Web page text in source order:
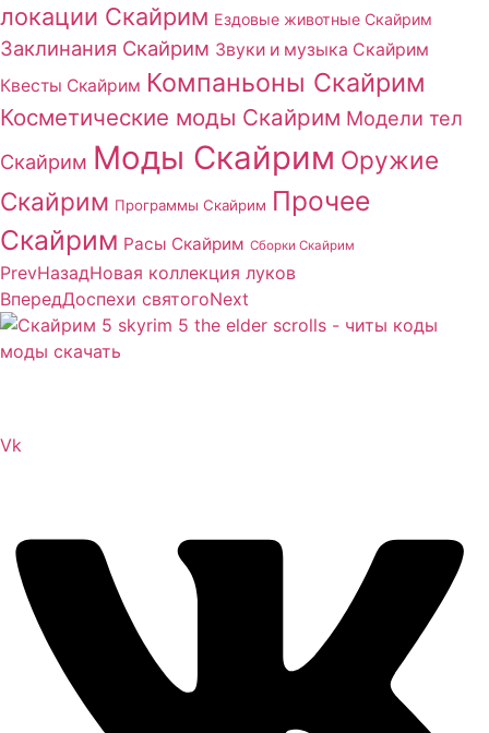
локации Скайрим Ездовые животные Скайрим
Заклинания Скайрим Звуки и музыка Скайрим
Квесты Скайрим Компаньоны Скайрим
Косметические моды Скайрим Модели тел
Скайрим Моды Скайрим Оружие
Скайрим Программы Скайрим Прочее
Скайрим Расы Скайрим Сборки Скайрим
PrevНазадНовая коллекция луков
ВпередДоспехи святогоNext
Vk